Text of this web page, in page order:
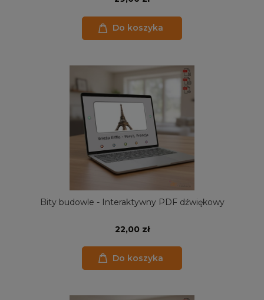
Do koszyka
Bity budowle - Interaktywny PDF dźwiękowy
22,00 zł
Do koszyka